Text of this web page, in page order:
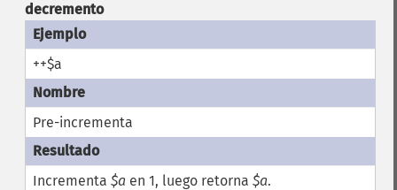
decremento
++$a
Pre-incrementa
Incrementa $a en 1, luego retorna $a.